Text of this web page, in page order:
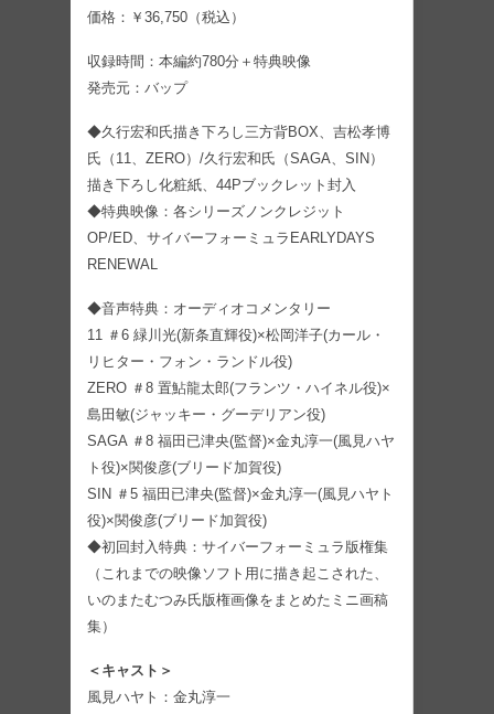
価格：￥36,750（税込）
収録時間：本編約780分＋特典映像
発売元：バップ
◆久行宏和氏描き下ろし三方背BOX、吉松孝博
氏（11、ZERO）/久行宏和氏（SAGA、SIN）
描き下ろし化粧紙、44Pブックレット封入
◆特典映像：各シリーズノンクレジット
OP/ED、サイバーフォーミュラEARLYDAYS
RENEWAL
◆音声特典：オーディオコメンタリー
11 ＃6 緑川光(新条直輝役)×松岡洋子(カール・
リヒター・フォン・ランドル役)
ZERO ＃8 置鮎龍太郎(フランツ・ハイネル役)×
島田敏(ジャッキー・グーデリアン役)
SAGA ＃8 福田已津央(監督)×金丸淳一(風見ハヤ
ト役)×関俊彦(ブリード加賀役)
SIN ＃5 福田已津央(監督)×金丸淳一(風見ハヤト
役)×関俊彦(ブリード加賀役)
◆初回封入特典：サイバーフォーミュラ版権集
（これまでの映像ソフト用に描き起こされた、
いのまたむつみ氏版権画像をまとめたミニ画稿
集）
＜キャスト＞
風見ハヤト：金丸淳一